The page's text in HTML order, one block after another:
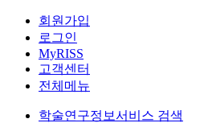
회원가입
로그인
MyRISS
고객센터
전체메뉴
학술연구정보서비스 검색